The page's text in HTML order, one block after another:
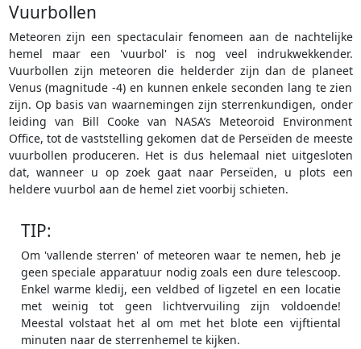
Vuurbollen
Meteoren zijn een spectaculair fenomeen aan de nachtelijke
hemel maar een 'vuurbol' is nog veel indrukwekkender.
Vuurbollen zijn meteoren die helderder zijn dan de planeet
Venus (magnitude -4) en kunnen enkele seconden lang te zien
zijn. Op basis van waarnemingen zijn sterrenkundigen, onder
leiding van Bill Cooke van NASA’s Meteoroid Environment
Office, tot de vaststelling gekomen dat de Perseïden de meeste
vuurbollen produceren. Het is dus helemaal niet uitgesloten
dat, wanneer u op zoek gaat naar Perseïden, u plots een
heldere vuurbol aan de hemel ziet voorbij schieten.
TIP:
Om 'vallende sterren' of meteoren waar te nemen, heb je
geen speciale apparatuur nodig zoals een dure telescoop.
Enkel warme kledij, een veldbed of ligzetel en een locatie
met weinig tot geen lichtvervuiling zijn voldoende!
Meestal volstaat het al om met het blote een vijftiental
minuten naar de sterrenhemel te kijken.